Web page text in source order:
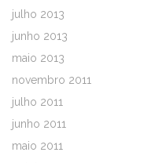
julho 2013
junho 2013
maio 2013
novembro 2011
julho 2011
junho 2011
maio 2011